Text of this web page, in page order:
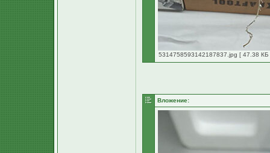
5314758593142187837.jpg [ 47.38
Вложение: